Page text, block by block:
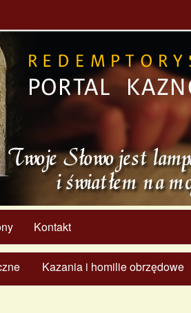
Kontakt
Kazania i homilie obrzędowe